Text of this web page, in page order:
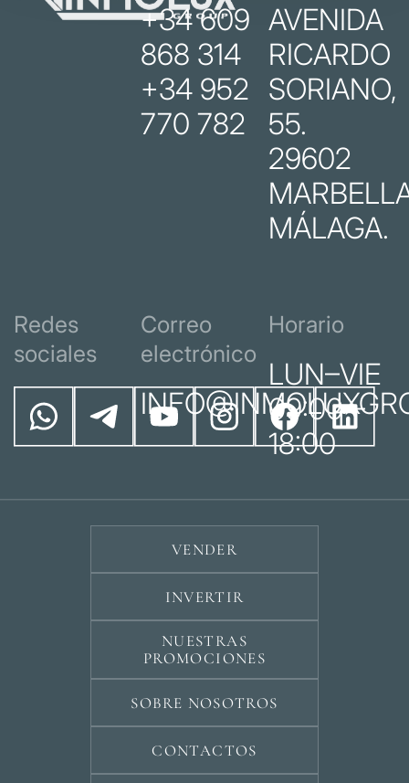
+34 609
868 314
+34 952
770 782
AVENIDA
RICARDO
SORIANO,
55.
29602
MÁLAGA.
Redes
sociales
Correo
electrónico
Horario
LUN–VIE
09:00 –
18:00
VENDER
INVERTIR
NUESTRAS
PROMOCIONES
SOBRE NOSOTROS
CONTACTOS